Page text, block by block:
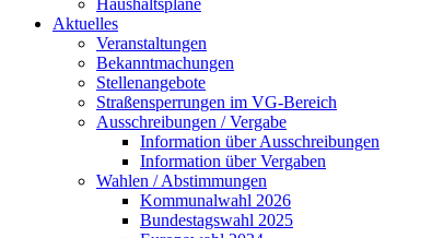
Haushaltspläne
Aktuelles
Veranstaltungen
Bekanntmachungen
Stellenangebote
Straßensperrungen im VG-Bereich
Ausschreibungen / Vergabe
Information über Ausschreibungen
Information über Vergaben
Wahlen / Abstimmungen
Kommunalwahl 2026
Bundestagswahl 2025